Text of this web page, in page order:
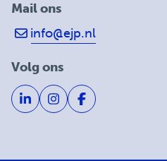
Mail ons
info@ejp.nl
Volg ons